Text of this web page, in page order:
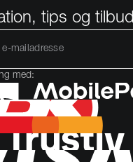
tips og tilbud
med: